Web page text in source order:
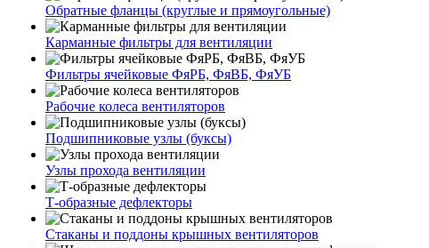
Обратные фланцы (круглые и прямоугольные)
Карманные фильтры для вентиляции
Фильтры ячейковые ФяРБ, ФяВБ, ФяУБ
Рабочие колеса вентиляторов
Подшипниковые узлы (буксы)
Узлы прохода вентиляции
Т-образные дефлекторы
Стаканы и поддоны крышных вентиляторов